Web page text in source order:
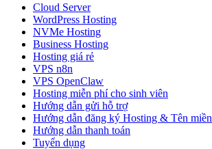
Cloud Server
WordPress Hosting
NVMe Hosting
Business Hosting
Hosting giá rẻ
VPS n8n
VPS OpenClaw
Hosting miễn phí cho sinh viên
Hướng dẫn gửi hỗ trợ
Hướng dẫn đăng ký Hosting & Tên miền
Hướng dẫn thanh toán
Tuyển dụng